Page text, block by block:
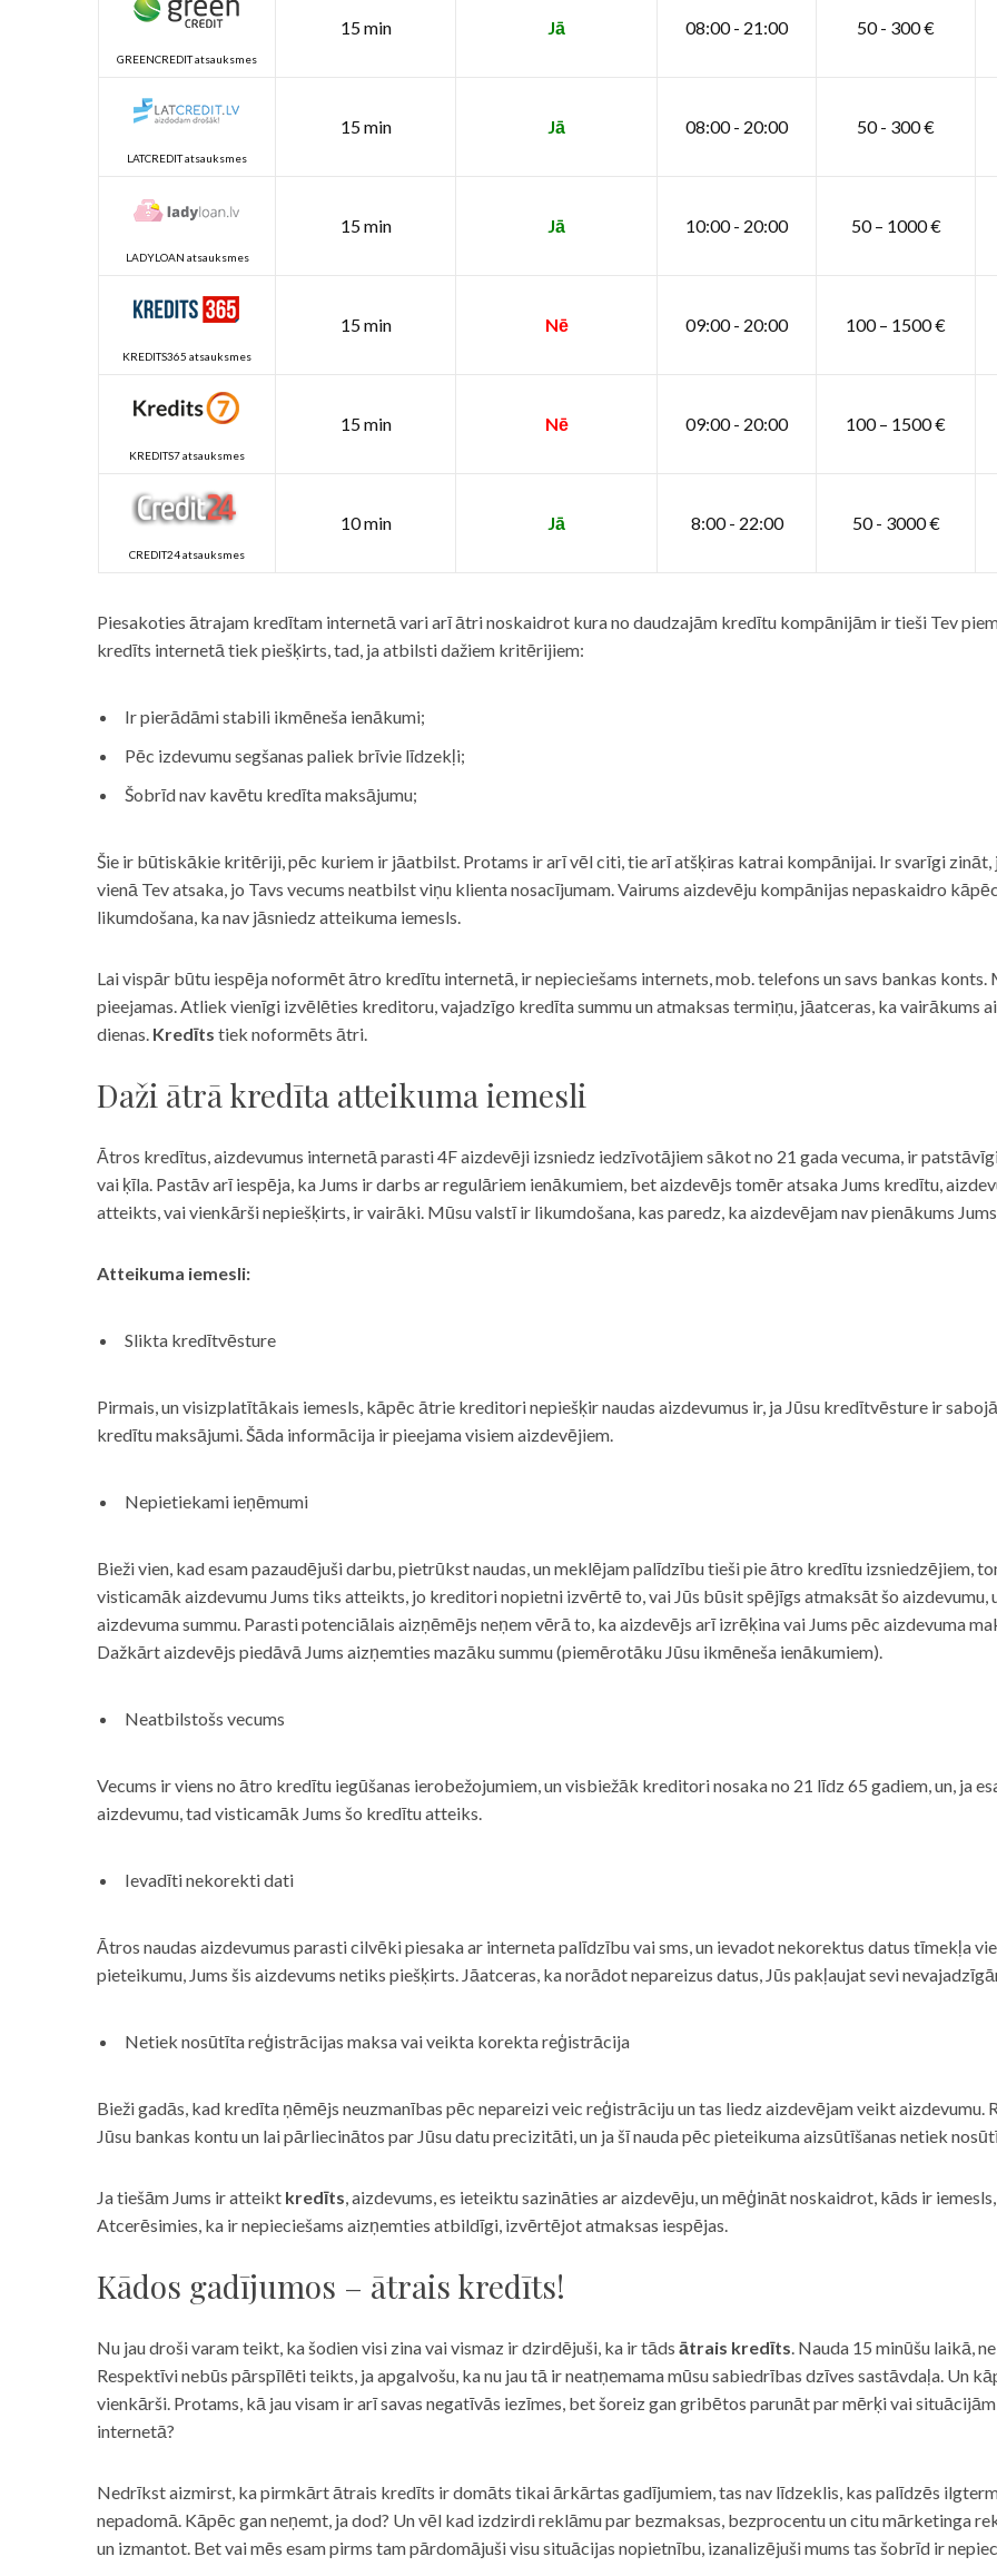
GREENCREDIT atsauksmes
15 min Jā 08:00 - 21:00 50 - 300 €
LATCREDIT atsauksmes
15 min Jā 08:00 - 20:00 50 - 300 €
LADYLOAN atsauksmes
15 min Jā 10:00 - 20:00 50 – 1000 €
KREDITS365 atsauksmes
15 min Nē 09:00 - 20:00 100 – 1500 €
KREDITS7 atsauksmes
15 min Nē 09:00 - 20:00 100 – 1500 €
CREDIT24 atsauksmes
10 min Jā 8:00 - 22:00 50 - 3000 €
Piesakoties ātrajam kredītam internetā vari arī ātri noskaidrot kura no daudzajām kredītu kompānijām ir tieši Tev
kredīts internetā tiek piešķirts, tad, ja atbilsti dažiem kritērijiem:
Ir pierādāmi stabili ikmēneša ienākumi;
Pēc izdevumu segšanas paliek brīvie līdzekļi;
Šobrīd nav kavētu kredīta maksājumu;
Šie ir būtiskākie kritēriji, pēc kuriem ir jāatbilst. Protams ir arī vēl citi, tie arī atšķiras katrai kompānijai. Ir svarīgi
vienā Tev atsaka, jo Tavs vecums neatbilst viņu klienta nosacījumam. Vairums aizdevēju kompānijas nepaskaidro
likumdošana, ka nav jāsniedz atteikuma iemesls.
Lai vispār būtu iespēja noformēt ātro kredītu internetā, ir nepieciešams internets, mob. telefons un savs bankas
pieejamas. Atliek vienīgi izvēlēties kreditoru, vajadzīgo kredīta summu un atmaksas termiņu, jāatceras, ka vairākums
dienas. Kredīts tiek noformēts ātri.
Daži ātrā kredīta atteikuma iemesli
Ātros kredītus, aizdevumus internetā parasti 4F aizdevēji izsniedz iedzīvotājiem sākot no 21 gada vecuma, ir
vai ķīla. Pastāv arī iespēja, ka Jums ir darbs ar regulāriem ienākumiem, bet aizdevējs tomēr atsaka Jums kredītu,
atteikts, vai vienkārši nepiešķirts, ir vairāki. Mūsu valstī ir likumdošana, kas paredz, ka aizdevējam nav pienākums
Atteikuma iemesli:
Slikta kredītvēsture
Pirmais, un visizplatītākais iemesls, kāpēc ātrie kreditori nepiešķir naudas aizdevumus ir, ja Jūsu kredītvēsture ir
kredītu maksājumi. Šāda informācija ir pieejama visiem aizdevējiem.
Nepietiekami ieņēmumi
Bieži vien, kad esam pazaudējuši darbu, pietrūkst naudas, un meklējam palīdzību tieši pie ātro kredītu izsniedzējiem,
visticamāk aizdevumu Jums tiks atteikts, jo kreditori nopietni izvērtē to, vai Jūs būsit spējīgs atmaksāt šo aizdevumu,
aizdevuma summu. Parasti potenciālais aizņēmējs neņem vērā to, ka aizdevējs arī izrēķina vai Jums pēc aizdevuma
Dažkārt aizdevējs piedāvā Jums aizņemties mazāku summu (piemērotāku Jūsu ikmēneša ienākumiem).
Neatbilstošs vecums
Vecums ir viens no ātro kredītu iegūšanas ierobežojumiem, un visbiežāk kreditori nosaka no 21 līdz 65 gadiem, un, ja
aizdevumu, tad visticamāk Jums šo kredītu atteiks.
Ievadīti nekorekti dati
Ātros naudas aizdevumus parasti cilvēki piesaka ar interneta palīdzību vai sms, un ievadot nekorektus datus tīmekļa
pieteikumu, Jums šis aizdevums netiks piešķirts. Jāatceras, ka norādot nepareizus datus, Jūs pakļaujat sevi
Netiek nosūtīta reģistrācijas maksa vai veikta korekta reģistrācija
Bieži gadās, kad kredīta ņēmējs neuzmanības pēc nepareizi veic reģistrāciju un tas liedz aizdevējam veikt
Jūsu bankas kontu un lai pārliecinātos par Jūsu datu precizitāti, un ja šī nauda pēc pieteikuma aizsūtīšanas netiek
Ja tiešām Jums ir atteikt kredīts, aizdevums, es ieteiktu sazināties ar aizdevēju, un mēģināt noskaidrot, kāds ir
Atcerēsimies, ka ir nepieciešams aizņemties atbildīgi, izvērtējot atmaksas iespējas.
Kādos gadījumos – ātrais kredīts!
Nu jau droši varam teikt, ka šodien visi zina vai vismaz ir dzirdējuši, ka ir tāds ātrais kredīts. Nauda 15 minūšu laikā,
Respektīvi nebūs pārspīlēti teikts, ja apgalvošu, ka nu jau tā ir neatņemama mūsu sabiedrības dzīves sastāvdaļa. Un
vienkārši. Protams, kā jau visam ir arī savas negatīvās iezīmes, bet šoreiz gan gribētos parunāt par mērķi vai
internetā?
Nedrīkst aizmirst, ka pirmkārt ātrais kredīts ir domāts tikai ārkārtas gadījumiem, tas nav līdzeklis, kas palīdzēs
nepadomā. Kāpēc gan neņemt, ja dod? Un vēl kad izdzirdi reklāmu par bezmaksas, bezprocentu un citu mārketinga
un izmantot. Bet vai mēs esam pirms tam pārdomājuši visu situācijas nopietnību, izanalizējuši mums tas šobrīd ir